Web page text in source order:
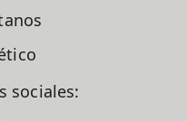
sociales: